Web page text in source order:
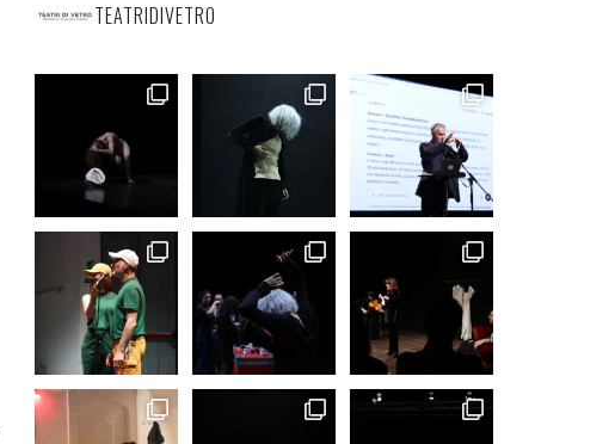
TEATRIDIVETRO